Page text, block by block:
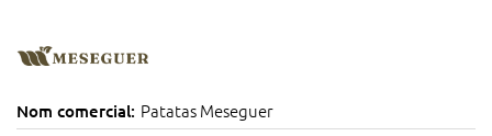
Nom comercial: Patatas Meseguer